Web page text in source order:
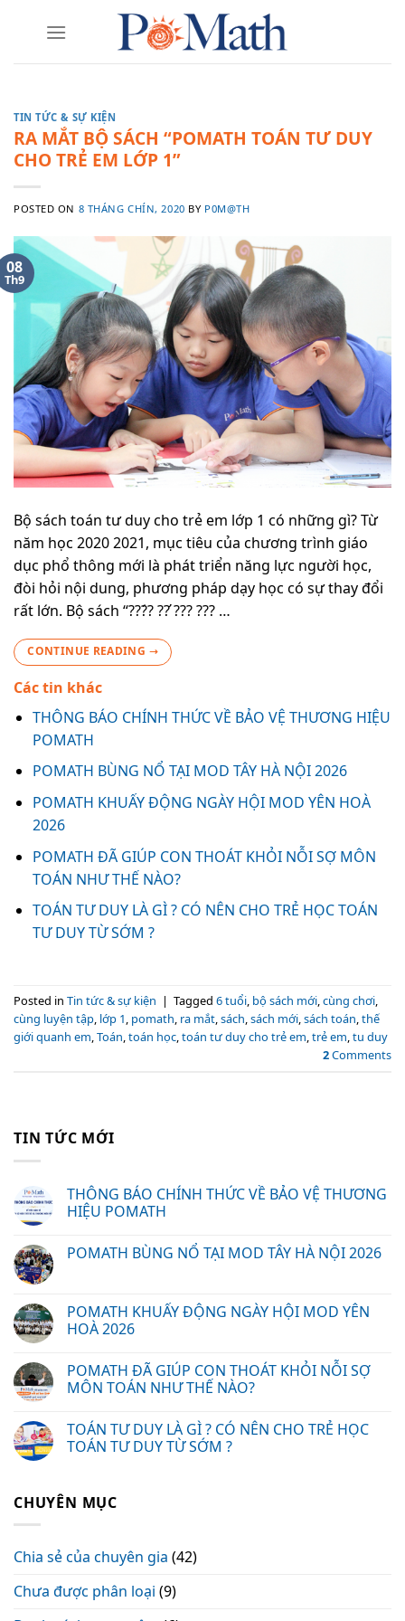
TIN TỨC & SỰ KIỆN
RA MẮT BỘ SÁCH “POMATH TOÁN TƯ DUY
CHO TRẺ EM LỚP 1”
POSTED ON 8 THÁNG CHÍN, 2020 BY P0M@TH
08
Th9
Bộ sách toán tư duy cho trẻ em lớp 1 có những gì? Từ
năm học 2020 2021, mục tiêu của chương trình giáo
dục phổ thông mới là phát triển năng lực người học,
đòi hỏi nội dung, phương pháp dạy học có sự thay đổi
rất lớn. Bộ sách “???́? ??̛ ??? ??? …
CONTINUE READING →
Các tin khác
THÔNG BÁO CHÍNH THỨC VỀ BẢO VỆ THƯƠNG HIỆU
POMATH
POMATH BÙNG NỔ TẠI MOD TÂY HÀ NỘI 2026
POMATH KHUẤY ĐỘNG NGÀY HỘI MOD YÊN HOÀ
2026
POMATH ĐÃ GIÚP CON THOÁT KHỎI NỖI SỢ MÔN
TOÁN NHƯ THẾ NÀO?
TOÁN TƯ DUY LÀ GÌ ? CÓ NÊN CHO TRẺ HỌC TOÁN
TƯ DUY TỪ SỚM ?
Posted in Tin tức & sự kiện | Tagged 6 tuổi, bộ sách mới,cùng chơi,
cùng luyện tập, lớp 1, pomath, ra mắt,sách,sách mới,sách toán,thế
giới quanh em,Toán,toán học,toán tư duy cho trẻ em,trẻ em,tu duy
2Comments
TIN TỨC MỚI
THÔNG BÁO CHÍNH THỨC VỀ BẢO VỆ THƯƠNG
HIỆU POMATH
POMATH BÙNG NỔ TẠI MOD TÂY HÀ NỘI 2026
POMATH KHUẤY ĐỘNG NGÀY HỘI MOD YÊN
HOÀ 2026
POMATH ĐÃ GIÚP CON THOÁT KHỎI NỖI SỢ
MÔN TOÁN NHƯ THẾ NÀO?
TOÁN TƯ DUY LÀ GÌ ? CÓ NÊN CHO TRẺ HỌC
TOÁN TƯ DUY TỪ SỚM ?
CHUYÊN MỤC
Chia sẻ của chuyên gia (42)
Chưa được phân loại (9)